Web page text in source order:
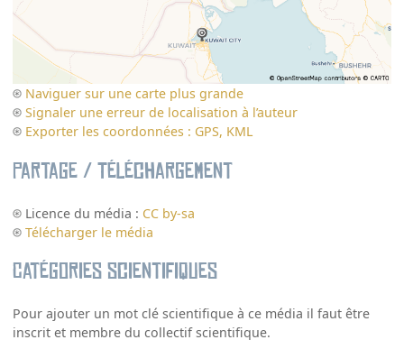
Naviguer sur une carte plus grande
Signaler une erreur de localisation à l’auteur
Exporter les coordonnées : GPS, KML
Partage / Téléchargement
Licence du média : CC by-sa
Télécharger le média
Catégories scientifiques
Pour ajouter un mot clé scientifique à ce média il faut être
inscrit et membre du collectif scientifique.